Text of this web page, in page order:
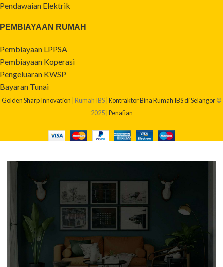
Pendawaian Elektrik
PEMBIAYAAN RUMAH
Pembiayaan LPPSA
Pembiayaan Koperasi
Pengeluaran KWSP
Bayaran Tunai
Golden Sharp Innovation | Rumah IBS | Kontraktor Bina Rumah IBS di Selangor©
2025 | Penafian
BERAPAKAH KOS BINA RUMAH SAYA?
Dapatkan quotation pembinaan rumah anda sekarang!
Klik Di Sini